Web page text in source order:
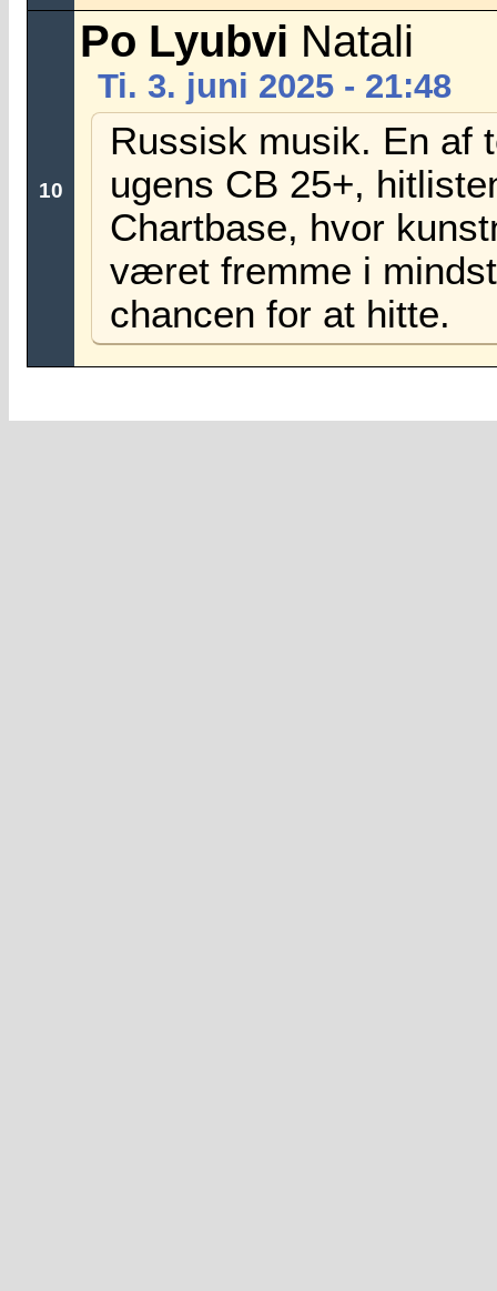
10
Po Lyubvi Natali
Ti. 3. juni 2025 - 21:48
Russisk musik. En af
ugens CB 25+,
Chartbase, hvor
været fremme i
chancen for at hitte.